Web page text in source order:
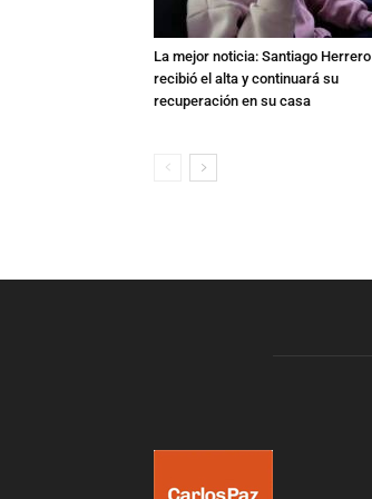
La mejor noticia: Santiago Herrero
recibió el alta y continuará su
recuperación en su casa